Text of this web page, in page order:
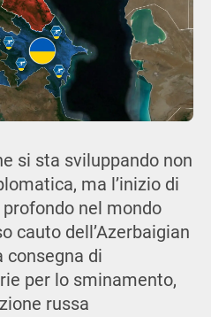
si sta sviluppando non
ma l’inizio di
nel mondo
cauto dell’Azerbaigian
consegna di
per lo sminamento,
russa